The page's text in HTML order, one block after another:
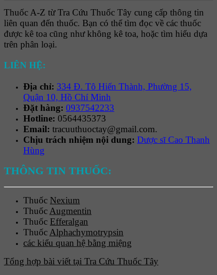
Thuốc A-Z từ Tra Cứu Thuốc Tây cung cấp thông tin
liên quan đến thuốc. Bạn có thể tìm đọc về các thuốc
được kê toa cũng như không kê toa, hoặc tìm hiểu dựa
trên phân loại.
LIÊN HỆ:
Địa chỉ: 334 Đ. Tô Hiến Thành, Phường 15,
Quận 10, Hồ Chí Minh
Đặt hàng: 0937542233
Hotline: 0564435373
Email: tracuuthuoctay@gmail.com.
Chịu trách nhiệm nội dung: Dược sĩ Cao Thanh
Hùng
THÔNG TIN THUỐC:
Thuốc Nexium
Thuốc Augmentin
Thuốc Efferalgan
Thuốc Alphachymotrypsin
các kiểu quan hệ bằng miệng
Tổng hợp bài viết tại Tra Cứu Thuốc Tây